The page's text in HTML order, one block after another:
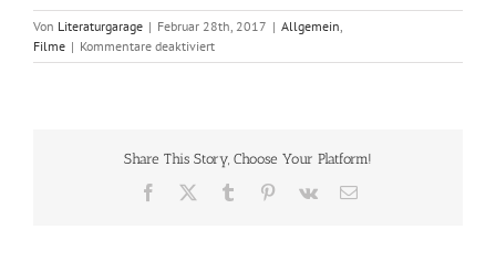
Von Literaturgarage | Februar 28th, 2017 | Allgemein,
Filme | Kommentare deaktiviertfür
Die
Share This Story, Choose Your Platform!
Facebook Tumblr Pinterest
Vk
E-